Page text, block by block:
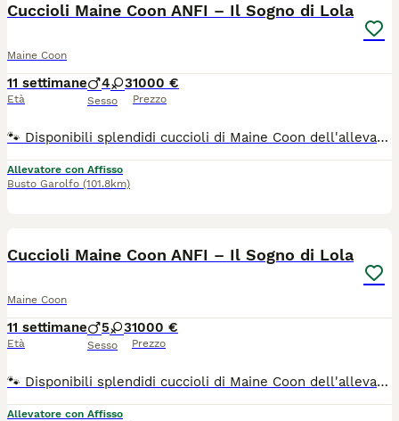
Cuccioli Maine Coon ANFI – Il Sogno di Lola
Maine Coon
11 settimane
Età
4 3
Sesso
1000 €
Prezzo
🐾 Disponibili splendidi cuccioli di Maine Coon dell'allevamento amatoriale Il Sogno di Lola (Affisso ANFI), cresciuti in un ambiente familiare con tanto amore, attenzioni e costante contatto con le persone. 🥰 Sono cuccioli dolcissimi, teneri e coccoloni, sempre pronti al gioco con gli umani e con gli altri gatti. Hanno un carattere equilibrato, socievole e affettuoso, ideale per entrare a far parte di una famiglia. 📜 I cuccioli saranno affidati con: ✔ Pedigree ANFI ✔ Doppia vaccinazione ✔ Microchip ✔ Sverminazione ✔ Libretto sanitario ❤️ Genitori N/N con ecocardio nella norma. 🏡 Possibilità di lasciare i cuccioli in allevamento durante il periodo delle ferie e ritirarli comodamente al rientro. 📸 Per informazioni, foto e video aggiornati, contattateci solo se realmente interessati.
Allevatore con Affisso
Busto Garolfo (101.8km)
Cuccioli Maine Coon ANFI – Il Sogno di Lola
Maine Coon
11 settimane
Età
5 3
Sesso
1000 €
Prezzo
🐾 Disponibili splendidi cuccioli di Maine Coon dell'allevamento amatoriale Il Sogno di Lola (Affisso ANFI), cresciuti in un ambiente familiare con tanto amore, attenzioni e costante contatto con le persone. 🥰 Sono cuccioli dolcissimi, teneri e coccoloni, sempre pronti al gioco con gli umani e con gli altri gatti. Hanno un carattere equilibrato, socievole e affettuoso, ideale per entrare a far parte di una famiglia. 📜 I cuccioli saranno affidati con: ✔ Pedigree ANFI ✔ Doppia vaccinazione ✔ Microchip ✔ Sverminazione ✔ Libretto sanitario ❤️ Genitori N/N con ecocardio nella norma. 🏡 Possibilità di lasciare i cuccioli in allevamento durante il periodo delle ferie e ritirarli comodamente al rientro. 📸 Per informazioni, foto e video aggiornati, contattateci solo se realmente interessati.
Allevatore con Affisso